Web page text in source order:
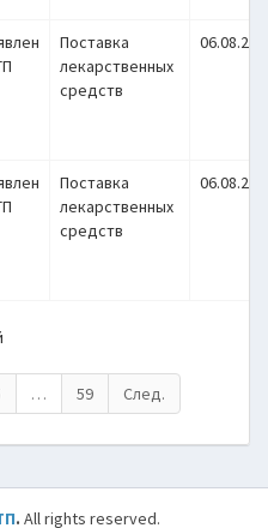
Поставка
лекарственных
средств
Поставка
лекарственных
средств
… 59 След.
. All rights reserved.